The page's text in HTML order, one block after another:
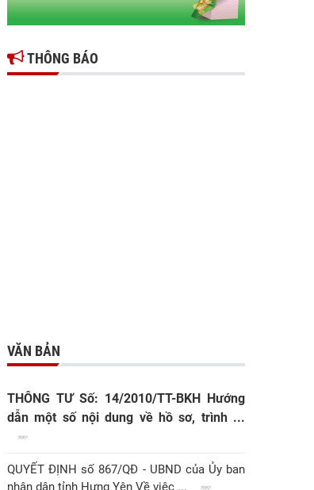
nhật chính sách thuế mới và phòng ngừa rủi
ro thuế cho doanh nghiệp
THÔNG BÁO
VĂN BẢN
THÔNG TƯ Số: 14/2010/TT-BKH Hướng
dẫn một số nội dung về hồ sơ, trình ...
QUYẾT ĐỊNH số 867/QĐ - UBND của Ủy ban
nhân dân tỉnh Hưng Yên Về việc ...